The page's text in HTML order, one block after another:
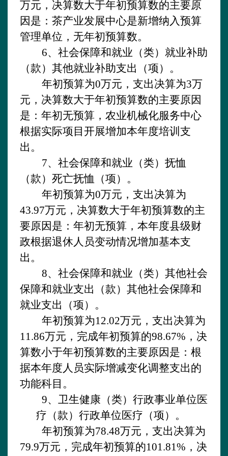
万元，决算数大于年初预算数的主要原
因是：茶产业发展中心是新增纳入预算
管理单位，无年初预算数。
6、社会保障和就业（类）就业补助
（款）其他就业补助支出（项）。
年初预算为0万元，支出决算为3万
元，决算数大于年初预算数的主要原因
是：年初无预算，农业机械化服务中心
根据实际项目开展增加本年度培训支
出。
7、社会保障和就业（类）抚恤
（款）死亡抚恤（项）。
年初预算为0万元，支出决算为
43.97万元，决算数大于年初预算数的主
要原因是：年初无预算，本年度县级财
政根据退休人员变动情况增加基本支
出。
8、社会保障和就业（类）其他社会
保障和就业支出（款）其他社会保障和
就业支出（项）。
年初预算为12.02万元，支出决算为
11.86万元，完成年初预算的98.67%，决
算数小于年初预算数的主要原因是：根
据本年度人员实际增减变化调整支出的
功能科目。
9、卫生健康（类）行政事业单位医
疗（款）行政单位医疗（项）。
年初预算为78.48万元，支出决算为
79.9万元，完成年初预算的101.81%，决